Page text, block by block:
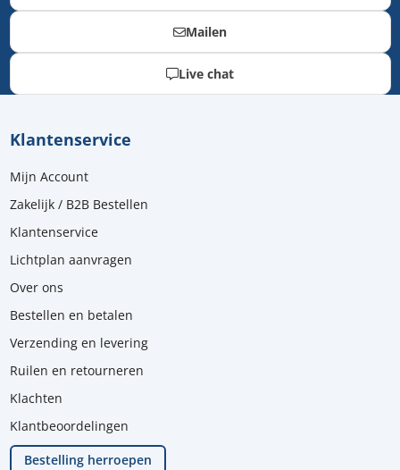
Mailen
Live chat
Klantenservice
Mijn Account
Zakelijk / B2B Bestellen
Klantenservice
Lichtplan aanvragen
Over ons
Bestellen en betalen
Verzending en levering
Ruilen en retourneren
Klachten
Klantbeoordelingen
Bestelling herroepen